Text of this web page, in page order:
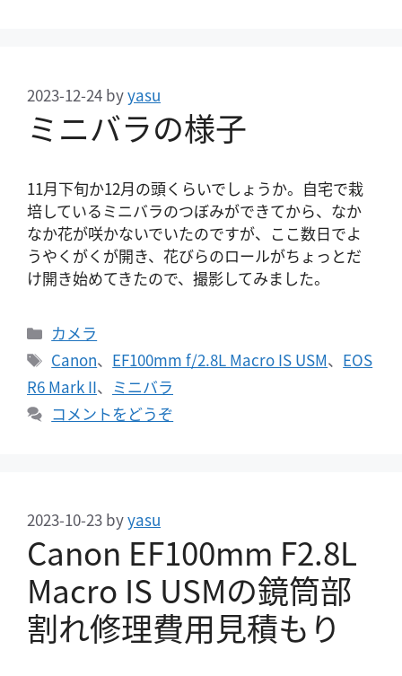
ミニバラの様子
2023-12-24 byyasu
11月下旬か12月の頭くらいでしょうか。自宅で栽
培しているミニバラのつぼみができてから、なか
なか花が咲かないでいたのですが、ここ数日でよ
うやくがくが開き、花びらのロールがちょっとだ
け開き始めてきたので、撮影してみました。
カ
テ
ゴ
リ
ー
カメラ
タ
グ
Canon、 EF100mm f/2.8L Macro IS USM、 EOS
R6 Mark II、 ミニバラ
コメントをどうぞ
Canon EF100mm F2.8L
Macro IS USMの鏡筒部
割れ修理費用見積もり
2023-10-23 byyasu